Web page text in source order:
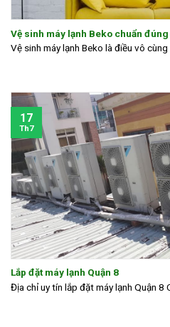
Vệ sinh máy lạnh Beko chuẩn
Vệ sinh máy lạnh Beko là điều vô cùng
Lắp đặt máy lạnh Quận 8
Địa chỉ uy tín lắp đặt máy lạnh Quận 8
17
Th7